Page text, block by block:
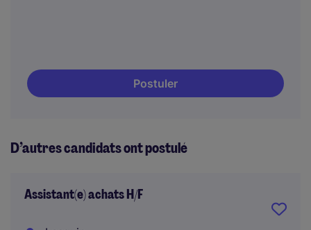
Postuler
D’autres candidats ont postulé
Assistant(e) achats H/F